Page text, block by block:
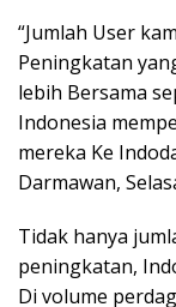
“Jumlah User
Peningkatan
lebih Bersama
Indonesia
mereka Ke
Darmawan,
Tidak hanya
peningkatan,
Di volume